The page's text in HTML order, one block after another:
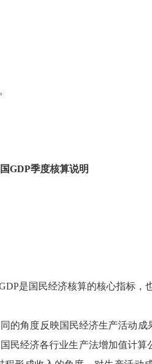
GDP季度核算说明
是国民经济核算的核心指标，
角度反映国民经济生产活动成
民经济各行业生产法增加值计